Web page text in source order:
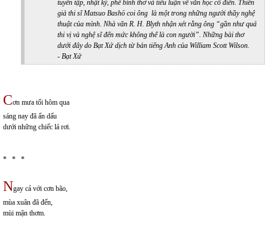
tuyển tập, nhật ký, phê bình thơ và tiểu luận về văn học cổ điển. Thiền
giả thi sĩ Matsuo Bashō coi ông là một trong những người thầy nghệ
thuật của mình. Nhà văn R. H. Blyth nhận xét rằng ông “gần như quá
thi vị và nghệ sĩ đến mức không thể là con người”. Những bài thơ
dưới đây do Bạt Xứ dịch từ bản tiếng Anh của William Scott Wilson.
- Bạt Xứ
Cơn mưa tối hôm qua
sáng nay đã ẩn dấu
dưới những chiếc lá rơi.
* * *
Ngay cả với cơn bão,
mùa xuân đã đến,
mùi mận thơm.